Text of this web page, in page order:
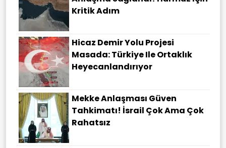
Kritik Adım
Hicaz Demir Yolu Projesi
Masada: Türkiye Ile Ortaklık
Heyecanlandırıyor
Mekke Anlaşması Güven
Tahkimatı! İsrail Çok Ama Çok
Rahatsız